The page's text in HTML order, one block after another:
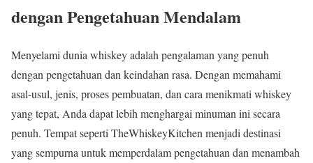
dengan Pengetahuan Mendalam
Menyelami dunia whiskey adalah pengalaman yang penuh
dengan pengetahuan dan keindahan rasa. Dengan memahami
asal-usul, jenis, proses pembuatan, dan cara menikmati whiskey
yang tepat, Anda dapat lebih menghargai minuman ini secara
penuh. Tempat seperti TheWhiskeyKitchen menjadi destinasi
yang sempurna untuk memperdalam pengetahuan dan menambah